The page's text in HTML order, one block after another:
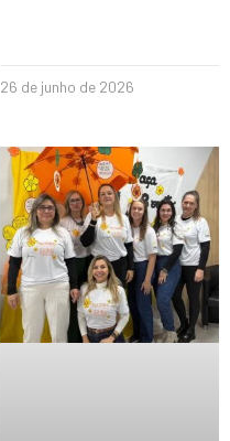
26 de junho de 2026